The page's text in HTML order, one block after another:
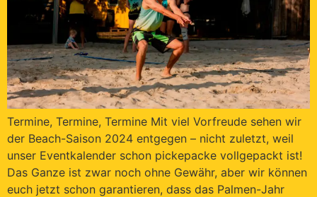
Termine, Termine, Termine Mit viel Vorfreude sehen wir
der Beach-Saison 2024 entgegen – nicht zuletzt, weil
unser Eventkalender schon pickepacke vollgepackt ist!
Das Ganze ist zwar noch ohne Gewähr, aber wir können
euch jetzt schon garantieren, dass das Palmen-Jahr